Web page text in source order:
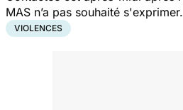
MAS n’a pas souhaité s'exprimer.
VIOLENCES